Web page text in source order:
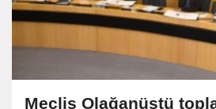
Meclis Olağanüstü